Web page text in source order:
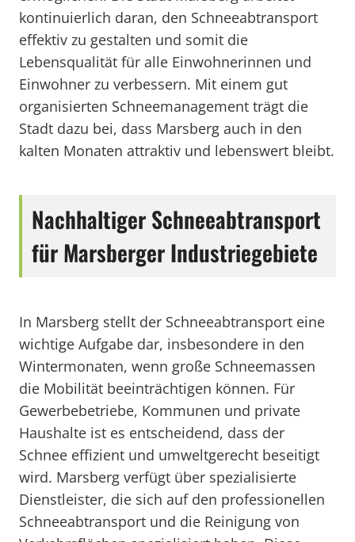
kontinuierlich daran, den Schneeabtransport
effektiv zu gestalten und somit die
Lebensqualität für alle Einwohnerinnen und
Einwohner zu verbessern. Mit einem gut
organisierten Schneemanagement trägt die
Stadt dazu bei, dass Marsberg auch in den
kalten Monaten attraktiv und lebenswert bleibt.
Nachhaltiger Schneeabtransport
für Marsberger Industriegebiete
In Marsberg stellt der Schneeabtransport eine
wichtige Aufgabe dar, insbesondere in den
Wintermonaten, wenn große Schneemassen
die Mobilität beeinträchtigen können. Für
Gewerbebetriebe, Kommunen und private
Haushalte ist es entscheidend, dass der
Schnee effizient und umweltgerecht beseitigt
wird. Marsberg verfügt über spezialisierte
Dienstleister, die sich auf den professionellen
Schneeabtransport und die Reinigung von